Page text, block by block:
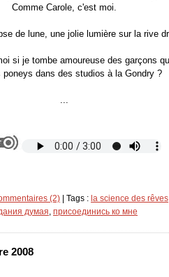
Comme Carole, c'est moi.
de lune, une jolie lumière sur la rive
si je tombe amoureuse des garçons
poneys dans des studios à la Gondry ?
(2) | Tags : la science des rêves
думая, присоединись ко мне
2008